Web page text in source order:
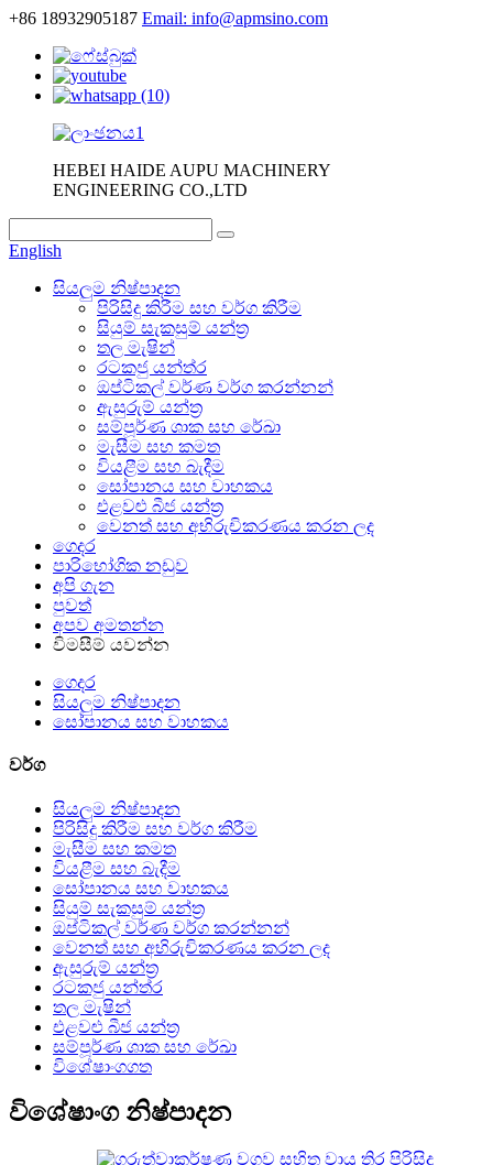
+86 18932905187 Email: info@apmsino.com
HEBEI HAIDE AUPU MACHINERY
ENGINEERING CO.,LTD
English
සියලුම නිෂ්පාදන
පිරිසිදු කිරීම සහ වර්ග කිරීම
සියුම් සැකසුම් යන්ත්‍ර
තල මැෂින්
රටකජු යන්ත්ර
ඔප්ටිකල් වර්ණ වර්ග කරන්නන්
ඇසුරුම් යන්ත්‍ර
සම්පූර්ණ ශාක සහ රේඛා
මැසීම සහ කමත
වියළීම සහ බැදීම
සෝපානය සහ වාහකය
එළවළු බීජ යන්ත්‍ර
වෙනත් සහ අභිරුචිකරණය කරන ලද
ගෙදර
පාරිභෝගික නඩුව
අපි ගැන
පුවත්
අපව අමතන්න
විමසීම් යවන්න
ගෙදර
සියලුම නිෂ්පාදන
සෝපානය සහ වාහකය
වර්ග
සියලුම නිෂ්පාදන
පිරිසිදු කිරීම සහ වර්ග කිරීම
මැසීම සහ කමත
වියළීම සහ බැදීම
සෝපානය සහ වාහකය
සියුම් සැකසුම් යන්ත්‍ර
ඔප්ටිකල් වර්ණ වර්ග කරන්නන්
වෙනත් සහ අභිරුචිකරණය කරන ලද
ඇසුරුම් යන්ත්‍ර
රටකජු යන්ත්ර
තල මැෂින්
එළවළු බීජ යන්ත්‍ර
සම්පූර්ණ ශාක සහ රේඛා
විශේෂාංගගත
විශේෂාංග නිෂ්පාදන